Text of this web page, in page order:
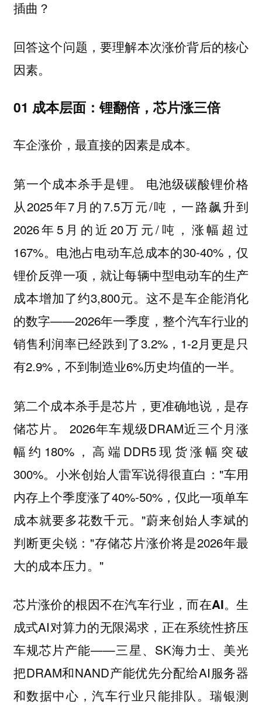
插曲？
回答这个问题，要理解本次涨价背后的核心
因素。
01 成本层面：锂翻倍，芯片涨三倍
车企涨价，最直接的因素是成本。
第一个成本杀手是锂。
电池级碳酸锂价格
从2025年7月的7.5万元/吨，一路飙升到
2026年5月的近20万元/吨，涨幅超过
167%。电池占电动车总成本的30-40%，仅
锂价反弹一项，就让每辆中型电动车的生产
成本增加了约3,800元。这不是车企能消化
的数字——2026年一季度，整个汽车行业的
销售利润率已经跌到了3.2%，1-2月更是只
有2.9%，不到制造业6%历史均值的一半。
第二个成本杀手是芯片，更准确地说，是存
储芯片。 2026年车规级DRAM近三个月涨
幅约180%，高端DDR5现货涨幅突破
300%。小米创始人雷军说得很直白："车用
内存上个季度涨了40%-50%，仅此一项单车
成本就要多花数千元。"蔚来创始人李斌的
判断更尖锐："存储芯片涨价将是2026年最
大的成本压力。"
芯片涨价的根因不在汽车行业，而在AI。生
成式AI对算力的无限渴求，正在系统性挤压
车规芯片产能——三星、SK海力士、美光
把DRAM和NAND产能优先分配给AI服务器
和数据中心，汽车行业只能排队。瑞银测